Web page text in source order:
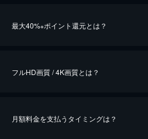
最大40%※ポイント還元とは？
※40％ポイント還元の対象は、クレジットカード
フルHD画質 / 4K画質とは？
月額料金を支払うタイミングは？